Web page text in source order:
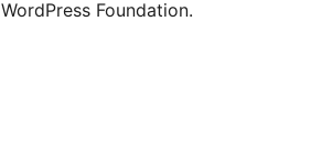
WordPress Foundation.